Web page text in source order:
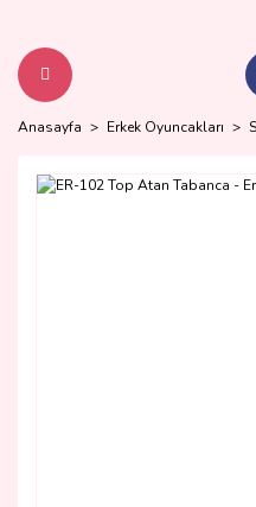
Anasayfa Erkek Oyuncakları